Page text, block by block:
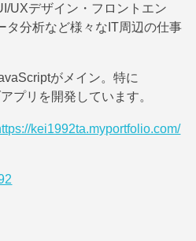
UXデザイン・フロントエン
タ分析など様々なIT周辺の仕事
がメイン。特に
プリを開発しています。
kei1992ta.myportfolio.com/